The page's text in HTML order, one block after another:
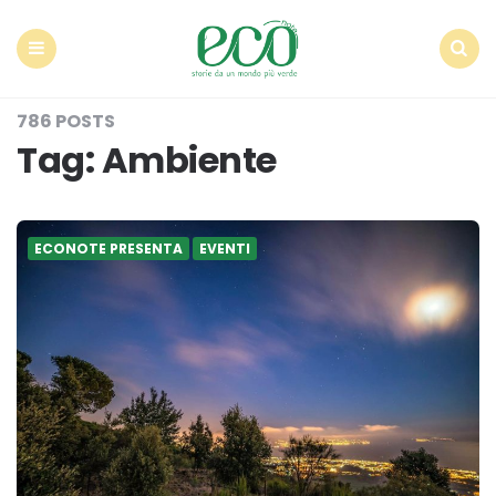
786 POSTS
Tag:Ambiente
ECONOTE PRESENTA EVENTI